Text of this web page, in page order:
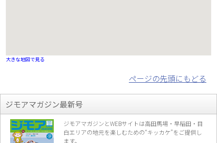
大きな地図で見る
ページの先頭にもどる
ジモアマガジン最新号
ジモアマガジンとWEBサイトは高田馬場・早稲田・目
白エリアの地元を楽しむための“キッカケ”をご提供し
ます。